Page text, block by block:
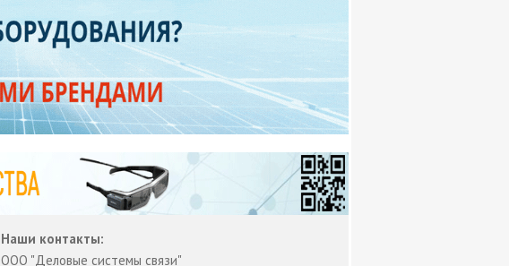
Наши контакты:
ООО "Деловые системы связи"